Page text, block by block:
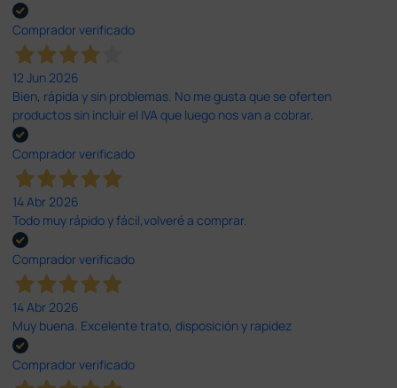
Comprador verificado
12 Jun 2026
Bien, rápida y sin problemas. No me gusta que se oferten
productos sin incluir el IVA que luego nos van a cobrar.
Comprador verificado
14 Abr 2026
Todo muy rápido y fácil,volveré a comprar.
Comprador verificado
14 Abr 2026
Muy buena. Excelente trato, disposición y rapidez
Comprador verificado